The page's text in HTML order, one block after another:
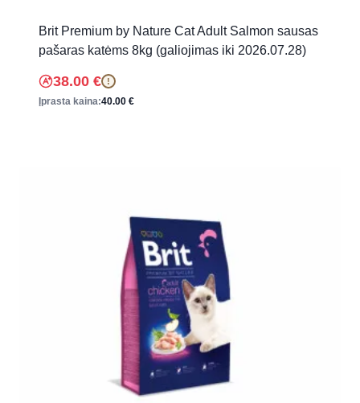
Brit Premium by Nature Cat Adult Salmon sausas
pašaras katėms 8kg (galiojimas iki 2026.07.28)
38.00 € !
Įprasta kaina:40.00 €